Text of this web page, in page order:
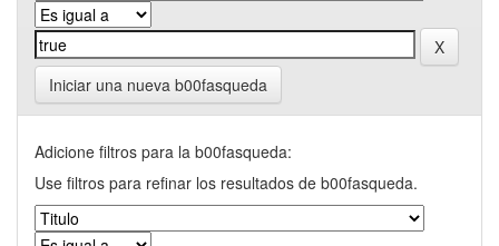
Iniciar una nueva b00fasqueda
Adicione filtros para la b00fasqueda:
Use filtros para refinar los resultados de b00fasqueda.